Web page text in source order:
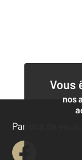
Vous
nos
Parlons de